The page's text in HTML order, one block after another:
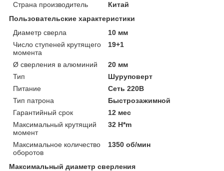
Страна производитель
Китай
Пользовательские характеристики
Диаметр сверла
10 мм
Число ступеней крутящего
момента
19+1
Ø сверления в алюминий
20 мм
Тип
Шуруповерт
Питание
Сеть 220В
Тип патрона
Быстрозажимной
Гарантийный срок
12 мес
Максимальный крутящий
момент
32 H*m
Максимальное количество
оборотов
1350 об/мин
Максимальный диаметр сверления